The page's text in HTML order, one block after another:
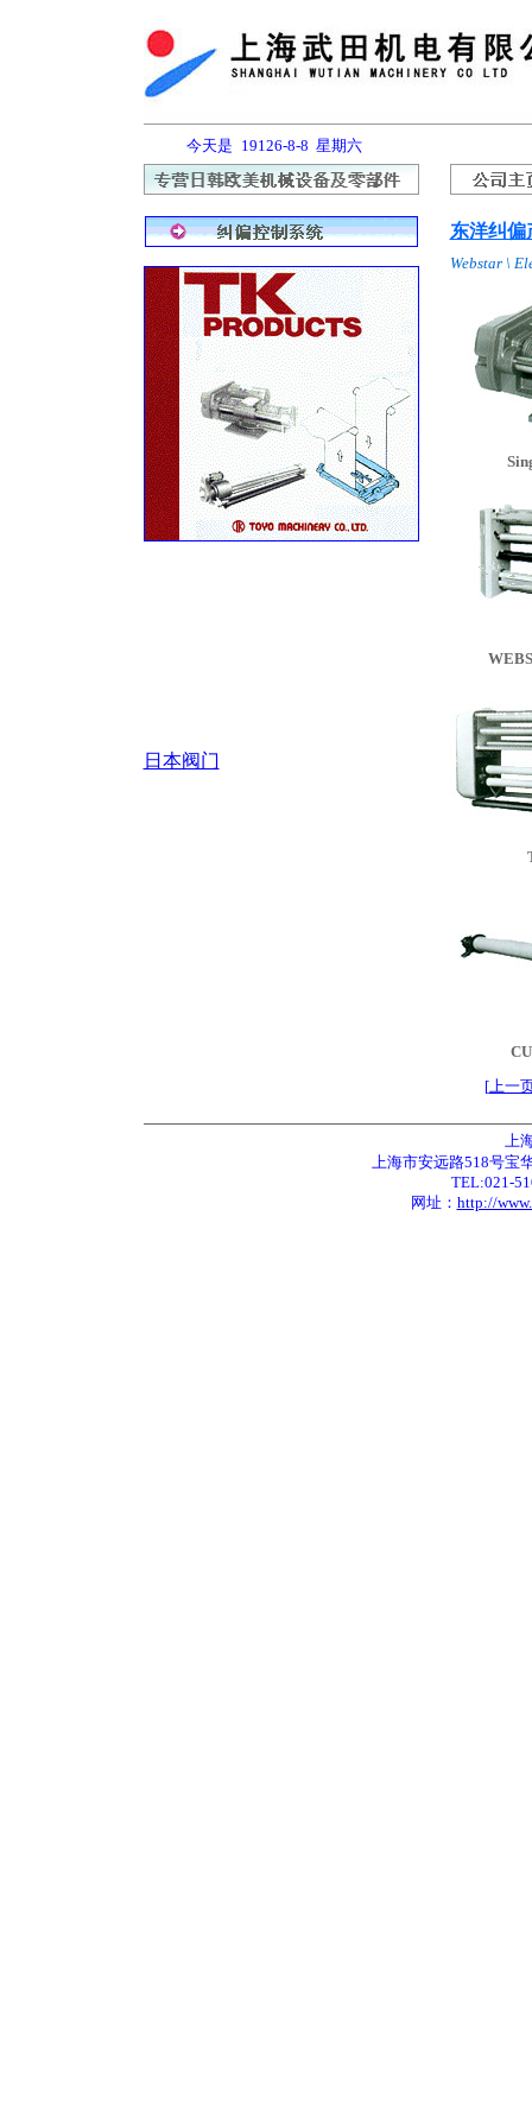
今天是 19126-8-8 星期六
日本阀门
东洋纠偏
Webstar \
[上一
上
上海市安远路518号宝
TEL:021-
网址： http://